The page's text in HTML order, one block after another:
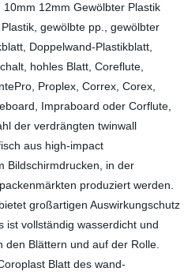
12mm Gewölbter Plastik
gewölbte pp., gewölbter
Doppelwand-Plastikblatt,
hohles Blatt, Coreflute,
Proplex, Correx, Corex,
Impraboard oder Corflute,
der verdrängten twinwall
aus high-impact
Bildschirmdrucken, in der
produziert werden.
großartigen Auswirkungschutz
ist vollständig wasserdicht und
den Blättern und auf der Rolle.
Blatt des wand-